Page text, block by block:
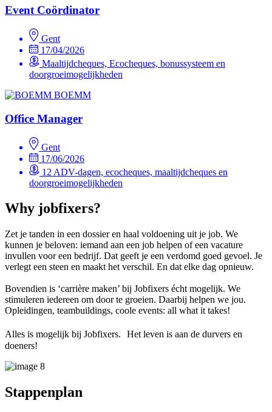
Event Coördinator
Gent
17/04/2026
Maaltijdcheques, Ecocheques, bonussysteem en
doorgroeimogelijkheden
BOEMM
Office Manager
Gent
17/06/2026
12 ADV-dagen, ecocheques, maaltijdcheques en
doorgroeimogelijkheden
Why jobfixers?
Zet je tanden in een dossier en haal voldoening uit je job. We
kunnen je beloven: iemand aan een job helpen of een vacature
invullen voor een bedrijf. Dat geeft je een verdomd goed gevoel. Je
verlegt een steen en maakt het verschil. En dat elke dag opnieuw.
Bovendien is ‘carrière maken’ bij Jobfixers écht mogelijk. We
stimuleren iedereen om door te groeien. Daarbij helpen we jou.
Opleidingen, teambuildings, coole events: all what it takes!
Alles is mogelijk bij Jobfixers. Het leven is aan de durvers en
doeners!
Stappenplan